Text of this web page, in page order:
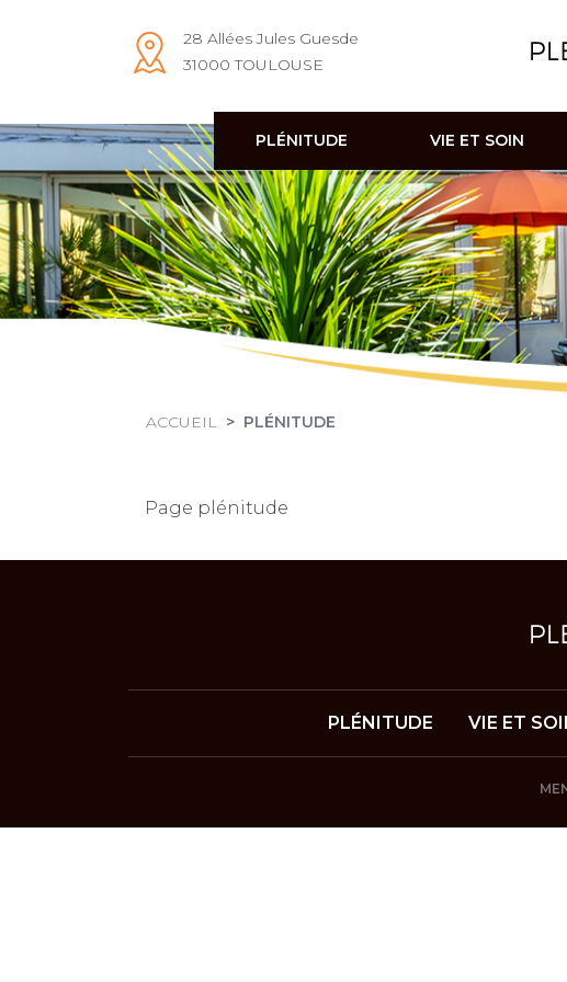
28 Allées Jules Guesde
31000 TOULOUSE
EHPAD
PLÉNITUDE VIE ET SOIN
ACCUEIL PLÉNITUDE
Page plénitude
PLÉNITUDE VIE ET